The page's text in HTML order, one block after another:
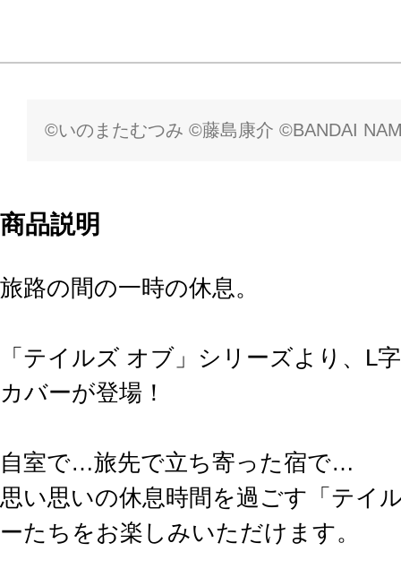
©いのまたむつみ ©藤島康介 ©BANDAI
商品説明
旅路の間の一時の休息。
「テイルズ オブ」シリーズより、L
カバーが登場！
自室で…旅先で立ち寄った宿で…
思い思いの休息時間を過ごす「テイ
ーたちをお楽しみいただけます。